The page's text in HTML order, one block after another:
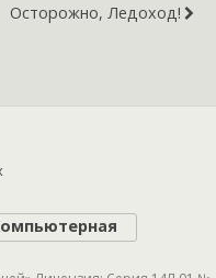
Осторожно, Ледоход!